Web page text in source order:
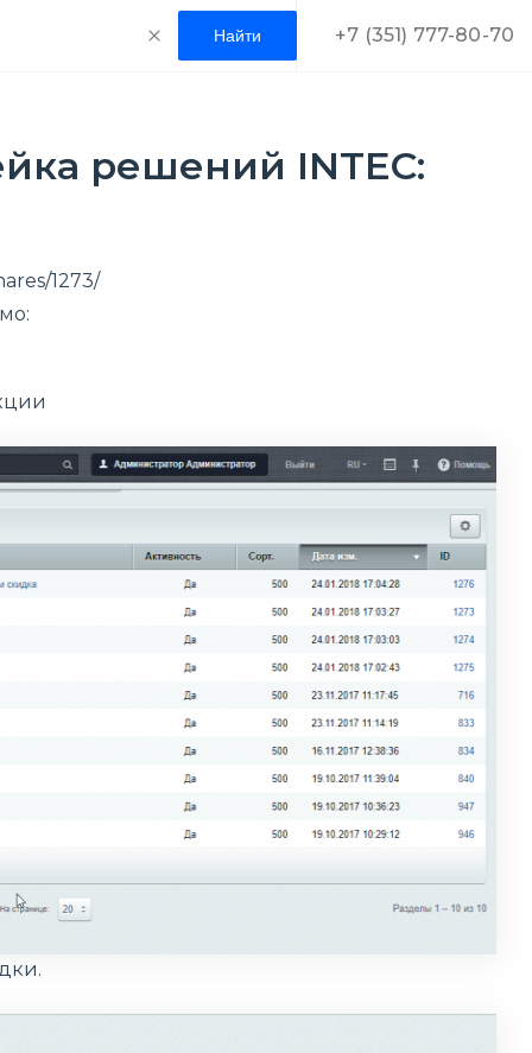
+7 (351) 777-80-70
решений INTEC:
1273/